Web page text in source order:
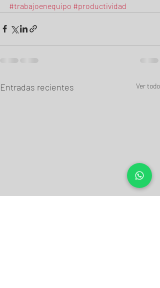
#trabajoenequipo #productividad
Entradas recientes Ver todo